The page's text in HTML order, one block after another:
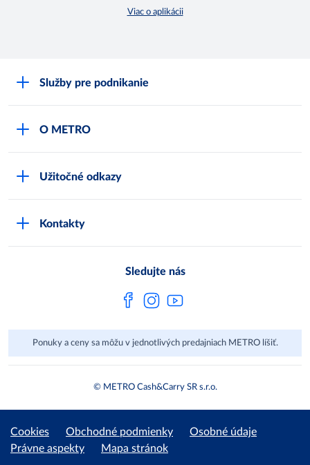
Viac o aplikácii
Služby pre podnikanie
Track & trace
O METRO
Užitočné odkazy
Kontakty
Sledujte nás
Ponuky a ceny sa môžu v jednotlivých predajniach METRO líšiť.
© METRO Cash&Carry SR s.r.o.
Cookies Obchodné podmienky
Osobné údaje
Právne aspekty
Mapa stránok